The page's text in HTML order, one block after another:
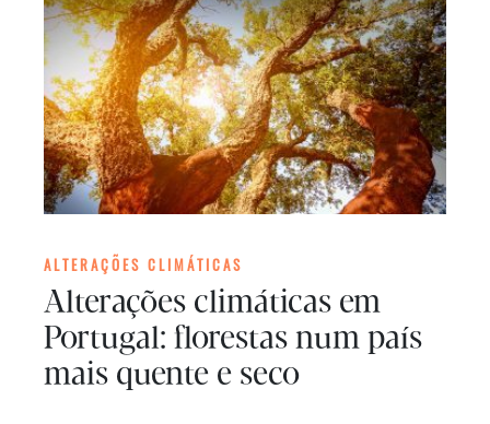
ALTERAÇÕES CLIMÁTICAS
Alterações climáticas em
Portugal: florestas num país
mais quente e seco